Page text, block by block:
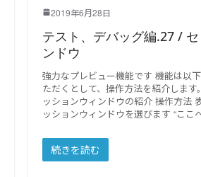
2019年6月28日
テスト、デバッグ編.27 /
ンドウ
強力なプレビュー機能です 機能は以
ただくとして、操作方法を紹介しま
ッションウィンドウの紹介 操作方法
ッションウィンドウを選びます “ここ
続きを読む